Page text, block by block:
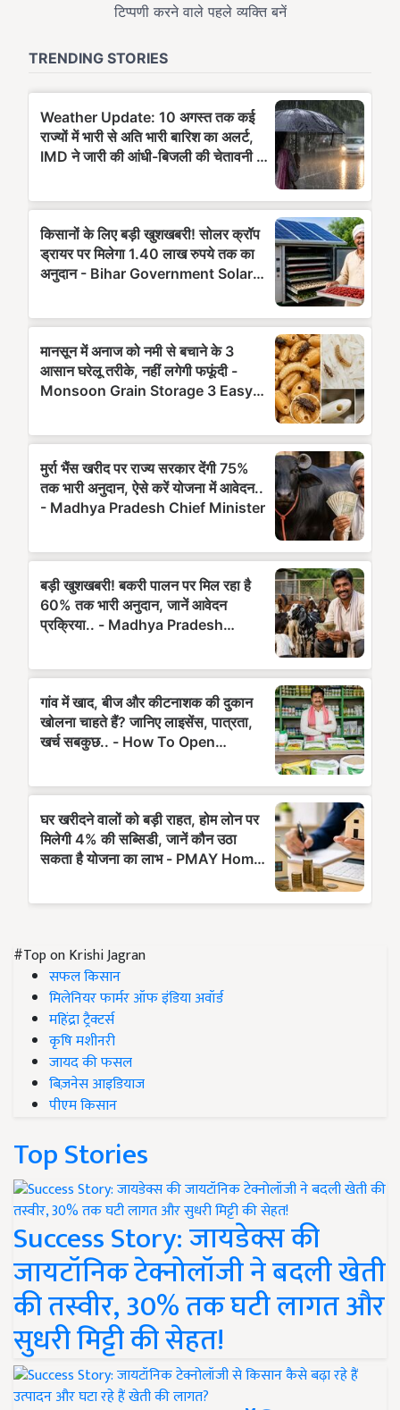
#Top on Krishi Jagran
सफल किसान
मिलेनियर फार्मर ऑफ इंडिया अवॉर्ड
महिंद्रा ट्रैक्टर्स
कृषि मशीनरी
जायद की फसल
बिज़नेस आइडियाज
पीएम किसान
Top Stories
Success Story: जायडेक्स की
जायटॉनिक टेक्नोलॉजी ने बदली खेती
की तस्वीर, 30% तक घटी लागत और
सुधरी मिट्टी की सेहत!